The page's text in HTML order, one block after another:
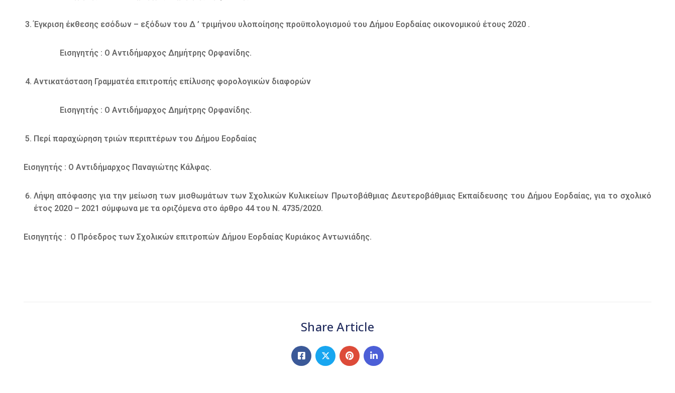
Έγκριση έκθεσης εσόδων – εξόδων του Δ ’ τριμήνου υλοποίησης προϋπολογισμού του Δήμου Εορδαίας οικονομικού έτους 2020 .
Εισηγητής : O Αντιδήμαρχος Δημήτρης Ορφανίδης.
Αντικατάσταση Γραμματέα επιτροπής επίλυσης φορολογικών διαφορών
Εισηγητής : O Αντιδήμαρχος Δημήτρης Ορφανίδης.
Περί παραχώρηση τριών περιπτέρων του Δήμου Εορδαίας
Εισηγητής : O Αντιδήμαρχος Παναγιώτης Κάλφας.
Λήψη απόφασης για την μείωση των μισθωμάτων των Σχολικών Κυλικείων Πρωτοβάθμιας Δευτεροβάθμιας Εκπαίδευσης του Δήμου Εορδαίας, για το σχολικό
έτος 2020 – 2021 σύμφωνα με τα οριζόμενα στο άρθρο 44 του Ν. 4735/2020.
Εισηγητής : O Πρόεδρος των Σχολικών επιτροπών Δήμου Εορδαίας Κυριάκος Αντωνιάδης.
Share Article